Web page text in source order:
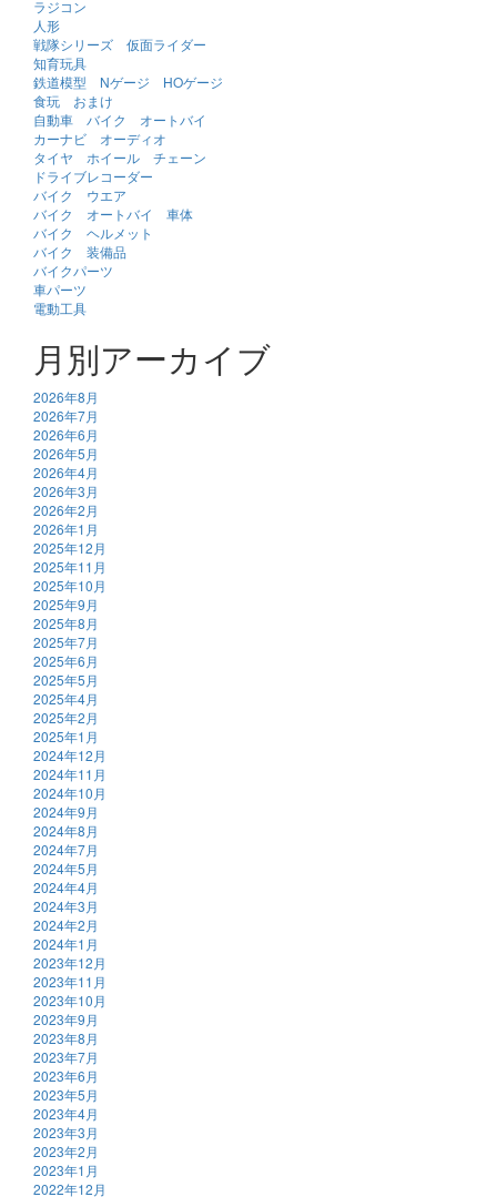
ラジコン
人形
戦隊シリーズ 仮面ライダー
知育玩具
鉄道模型 Nゲージ HOゲージ
食玩 おまけ
自動車 バイク オートバイ
カーナビ オーディオ
タイヤ ホイール チェーン
ドライブレコーダー
バイク ウエア
バイク オートバイ 車体
バイク ヘルメット
バイク 装備品
バイクパーツ
車パーツ
電動工具
月別アーカイブ
2026年8月
2026年7月
2026年6月
2026年5月
2026年4月
2026年3月
2026年2月
2026年1月
2025年12月
2025年11月
2025年10月
2025年9月
2025年8月
2025年7月
2025年6月
2025年5月
2025年4月
2025年2月
2025年1月
2024年12月
2024年11月
2024年10月
2024年9月
2024年8月
2024年7月
2024年5月
2024年4月
2024年3月
2024年2月
2024年1月
2023年12月
2023年11月
2023年10月
2023年9月
2023年8月
2023年7月
2023年6月
2023年5月
2023年4月
2023年3月
2023年2月
2023年1月
2022年12月